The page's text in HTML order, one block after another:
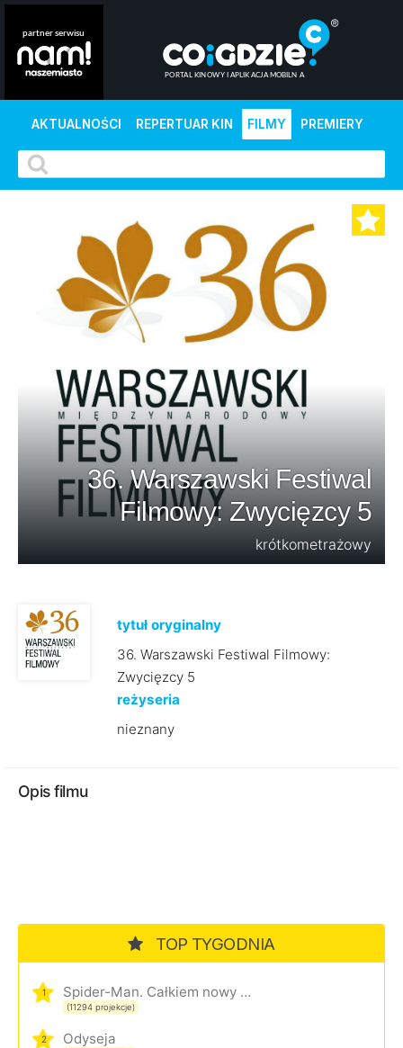
AKTUALNOŚCI REPERTUAR KIN FILMY PREMIERY
36. Warszawski Festiwal
Filmowy: Zwycięzcy 5
krótkometrażowy
tytuł oryginalny
36. Warszawski Festiwal Filmowy:
Zwycięzcy 5
reżyseria
nieznany
Opis filmu
TOP TYGODNIA
1 Spider-Man. Całkiem nowy dzień
(11294 projekcje)
2 Odyseja